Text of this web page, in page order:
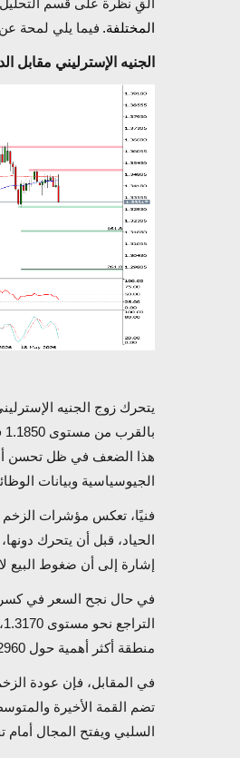
ألقِ نظرة على قسم
المختلفة. فيما يلي لمحة
الجنيه الإسترليني مقابل
يتحرك زوج الجنيه
هذا الضعف في ظل تحسن
الجيوسياسية وبيانات
فنيًا، تعكس مؤشرات الزخم
الحياد، قبل أن يتحرك
إشارة إلى أن ضغوط البيع
منطقة أكثر أهمية حول 1.2960، حيث يلتقي قاع مارس مع امتداد فيبوناتشي 261.8
تضم القمة الأخيرة
السلبي ويفتح المجال